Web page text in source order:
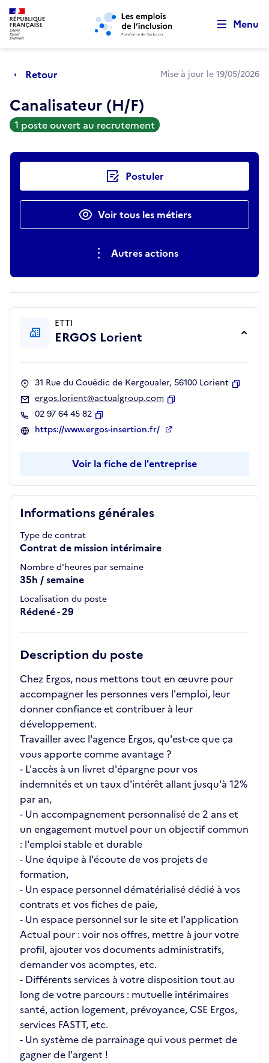
Aller au menu principal Aller au contenu principal
Menu
Retour Mise à jour le 19/05/2026
Canalisateur (H/F)
1 poste ouvert au recrutement
Actions rapides Postuler
Voir tous les métiers
Autres actions
Informations générales
Type de contrat
Contrat de mission intérimaire
Nombre d'heures par semaine
35h / semaine
Localisation du poste
Rédené - 29
Description du poste
Chez Ergos, nous mettons tout en œuvre pour
accompagner les personnes vers l'emploi, leur
donner confiance et contribuer à leur
développement.
Travailler avec l'agence Ergos, qu'est-ce que ça
vous apporte comme avantage ?
- L'accès à un livret d'épargne pour vos
indemnités et un taux d'intérêt allant jusqu'à 12%
par an,
- Un accompagnement personnalisé de 2 ans et
un engagement mutuel pour un objectif commun
: l'emploi stable et durable
- Une équipe à l'écoute de vos projets de
formation,
- Un espace personnel dématérialisé dédié à vos
contrats et vos fiches de paie,
- Un espace personnel sur le site et l'application
Actual pour : voir nos offres, mettre à jour votre
profil, ajouter vos documents administratifs,
demander vos acomptes, etc.
- Différents services à votre disposition tout au
long de votre parcours : mutuelle intérimaires
santé, action logement, prévoyance, CSE Ergos,
services FASTT, etc.
- Un système de parrainage qui vous permet de
gagner de l'argent !
ETTI
ERGOS Lorient
31 Rue du Couëdic de Kergoualer, 56100 Lorient
ergos.lorient@actualgroup.com
02 97 64 45 82
Copier
https://www.ergos-insertion.fr/
Voir la fiche de l'entreprise
Retour au début de la page
Panneau de gestion des cookies